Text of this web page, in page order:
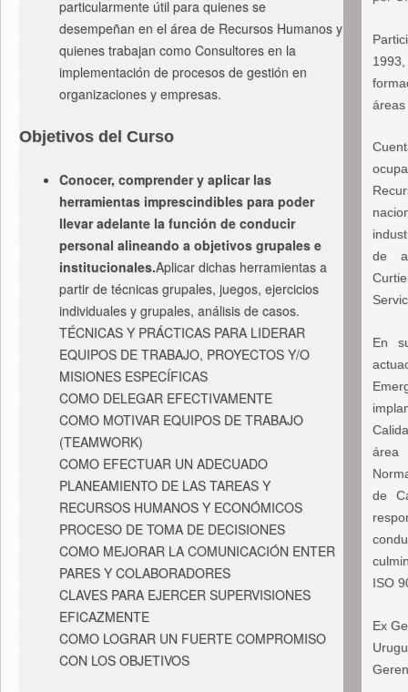
particularmente útil para quienes se
desempeñan en el área de Recursos Humanos y
quienes trabajan como Consultores en la
implementación de procesos de gestión en
organizaciones y empresas.
Objetivos del Curso
Conocer, comprender y aplicar las
herramientas imprescindibles para poder
llevar adelante la función de conducir
personal alineando a objetivos grupales e
institucionales.Aplicar dichas herramientas a
partir de técnicas grupales, juegos, ejercicios
individuales y grupales, análisis de casos.
TÉCNICAS Y PRÁCTICAS PARA LIDERAR
EQUIPOS DE TRABAJO, PROYECTOS Y/O
MISIONES ESPECÍFICAS
COMO DELEGAR EFECTIVAMENTE
COMO MOTIVAR EQUIPOS DE TRABAJO
(TEAMWORK)
COMO EFECTUAR UN ADECUADO
PLANEAMIENTO DE LAS TAREAS Y
RECURSOS HUMANOS Y ECONÓMICOS
PROCESO DE TOMA DE DECISIONES
COMO MEJORAR LA COMUNICACIÓN ENTER
PARES Y COLABORADORES
CLAVES PARA EJERCER SUPERVISIONES
EFICAZMENTE
COMO LOGRAR UN FUERTE COMPROMISO
CON LOS OBJETIVOS
áreas
de
En
área
de
ISO
Ex